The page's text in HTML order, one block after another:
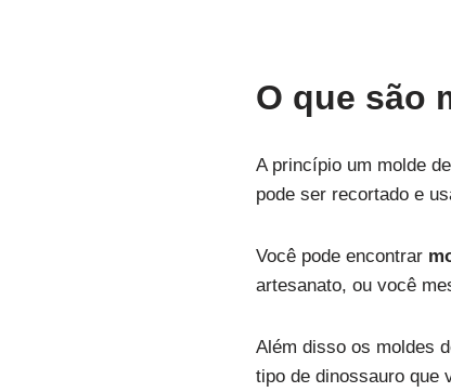
O que são
A princípio um molde
pode ser recortado e
Você pode encontrar
artesanato, ou você
Além disso os moldes
tipo de dinossauro que